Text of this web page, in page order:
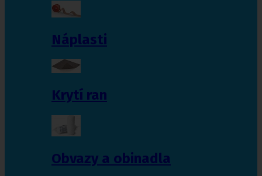
Náplasti
Krytí ran
Obvazy a obinadla